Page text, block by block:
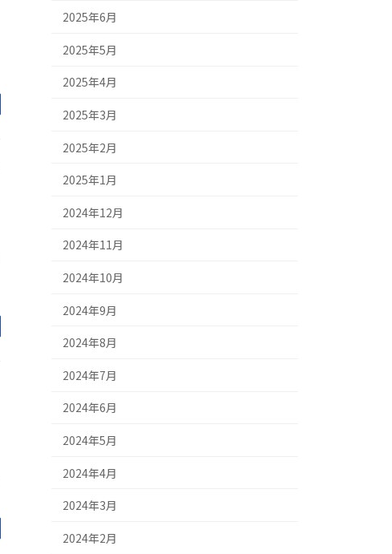
2025年6月
2025年5月
2025年4月
2025年3月
2025年2月
2025年1月
2024年12月
2024年11月
2024年10月
2024年9月
2024年8月
2024年7月
2024年6月
2024年5月
2024年4月
2024年3月
2024年2月